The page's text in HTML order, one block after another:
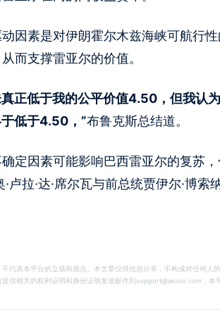
因素是对伊朗霍尔木兹海峡可航行
而支撑雷亚尔的价值。
正低于我的公平价值4.50，但我认
低于4.50，”布鲁克斯总结道。
定因素可能影响巴西雷亚尔的复苏
卢拉·达·席尔瓦与前总统贾伊尔·博
代表本平台的立场和观点。本文章仅供信息分享，不构成对任何人
供相关的权利证明和身份证明发送邮件到support@aicoin.com，本